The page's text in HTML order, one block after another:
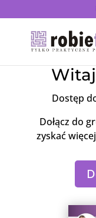
Dostęp
Dołącz do
zyskać